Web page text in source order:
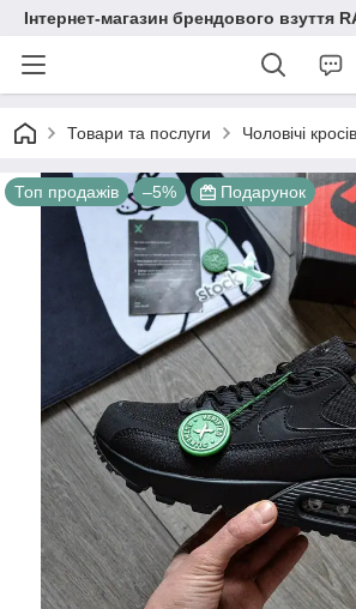
Інтернет-магазин брендового взуття
Товари та послуги Чоловічі
Топ продажів –5% Подарунок